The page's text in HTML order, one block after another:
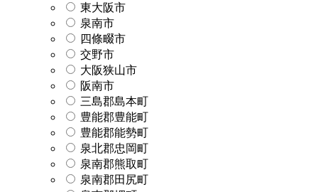
東大阪市
泉南市
四條畷市
交野市
大阪狭山市
阪南市
三島郡島本町
豊能郡豊能町
豊能郡能勢町
泉北郡忠岡町
泉南郡熊取町
泉南郡田尻町